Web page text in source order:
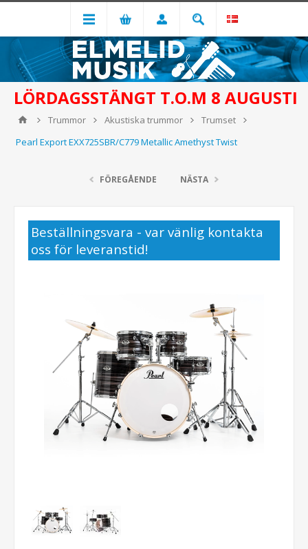
LÖRDAGSSTÄNGT T.O.M 8 AUGUSTI
Trummor Akustiska trummor
Trumset
Pearl Export EXX725SBR/C779 Metallic Amethyst Twist
FÖREGÅENDE NÄSTA
Beställningsvara - var vänlig kontakta
oss för leveranstid!